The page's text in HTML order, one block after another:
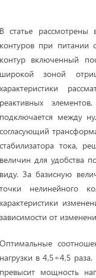
В статье рассмотрены
контуров при питании
контур включенный
широкой зоной
характеристики
реактивных
подключается между
согласующий
стабилизатора тока,
величин для удобства
виду. За базисную
точки нелинейного
характеристики
зависимости от
Оптимальные
нагрузки в 4,5÷4,5
превысит мощность